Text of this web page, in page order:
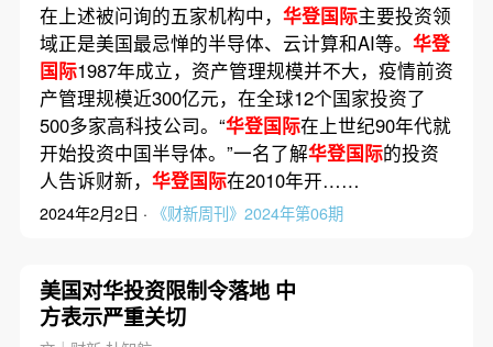
在上述被问询的五家机构中， 华登国际主要投资领
域正是美国最忌惮的半导体、云计算和AI等。 华登
国际1987年成立，资产管理规模并不大，疫情前资
产管理规模近300亿元，在全球12个国家投资了
500多家高科技公司。“华登国际在上世纪90年代就
开始投资中国半导体。”一名了解华登国际的投资
人告诉财新， 华登国际在2010年开……
2024年2月2日 · 《财新周刊》2024年第06期
美国对华投资限制令落地 中
方表示严重关切